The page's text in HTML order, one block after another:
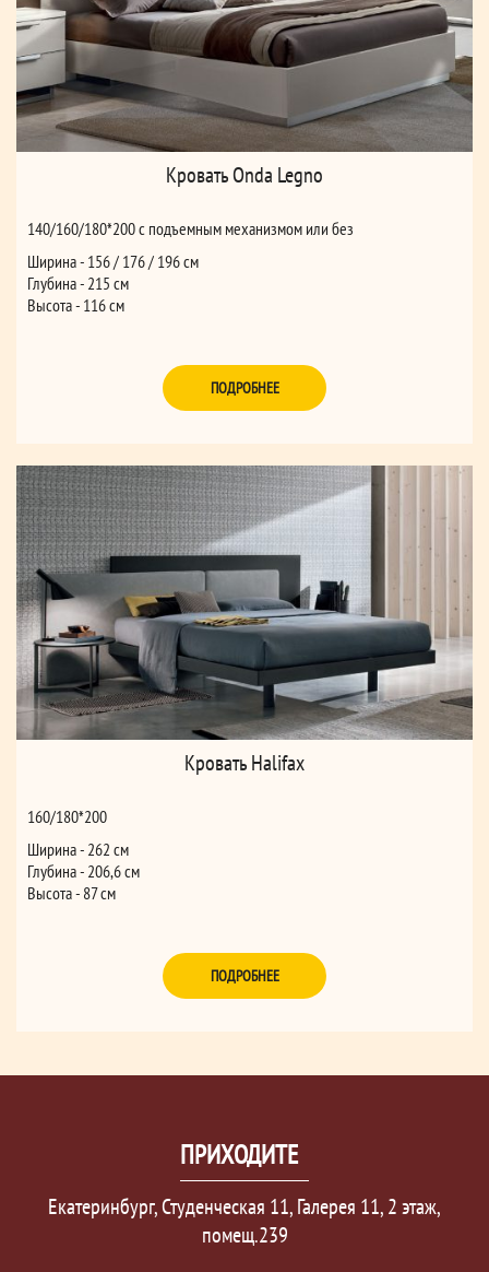
Кровать Onda Legno
140/160/180*200 с подъемным механизмом или без
Ширина - 156 / 176 / 196 см
Глубина - 215 см
Высота - 116 см
ПОДРОБНЕЕ
Кровать Halifax
160/180*200
Ширина - 262 см
Глубина - 206,6 см
Высота - 87 см
ПОДРОБНЕЕ
ПРИХОДИТЕ
Екатеринбург, Студенческая 11, Галерея 11, 2 этаж,
помещ.239